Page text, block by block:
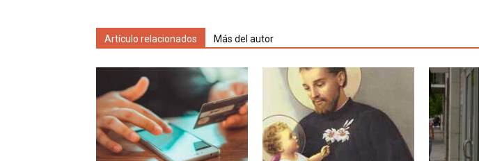
Artículo relacionados Más del autor